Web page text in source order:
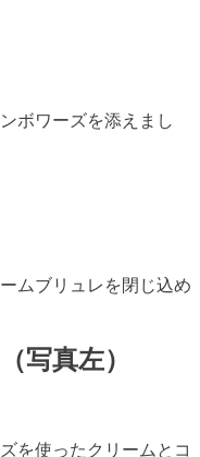
ボワーズを添えまし
ムブリュレを閉じ込め
写真左）
を使ったクリームとコ